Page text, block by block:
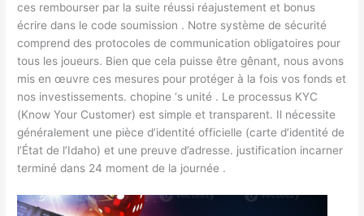
ces rembourser par la suite réussi réajustement et bonus
écrire dans le code soumission . Notre système de sécurité
comprend des protocoles de communication obligatoires pour
tous les joueurs. Bien que cela puisse être gênant, nous avons
mis en œuvre ces mesures pour protéger à la fois vos fonds et
nos investissements. chopine ‘s unité . Le processus KYC
(Know Your Customer) est simple et transparent. Il nécessite
généralement une pièce d’identité officielle (carte d’identité de
l’État de l’Idaho) et une preuve d’adresse. justification incarner
terminé dans 24 moment de la journée .